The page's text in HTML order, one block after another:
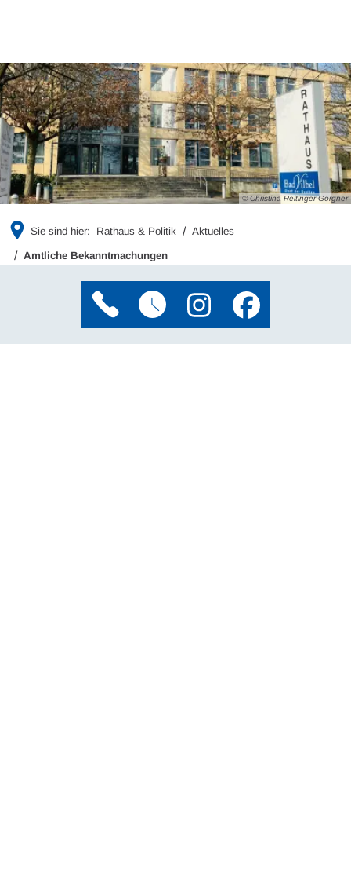
© Christina Reitinger-Görgner
Sie sind hier: Rathaus & Politik Aktuelles
Amtliche Bekanntmachungen